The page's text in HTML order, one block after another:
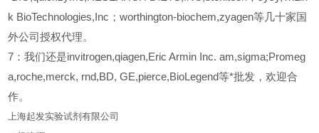
k BioTechnologies,Inc；worthington-biochem,zyagen等几十家国
外公司授权代理。
7：我们还是invitrogen,qiagen,Eric Armin Inc. am,sigma;Promeg
a,roche,merck, rnd,BD, GE,pierce,BioLegend等*批发，欢迎合
作。
上海起发实验试剂有限公司